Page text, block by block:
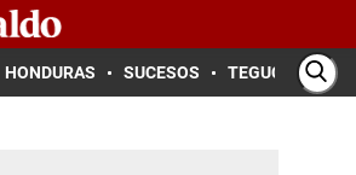
HONDURAS SUCESOS TEGUCIGALPA